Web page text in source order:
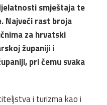
smještaja te
Najveći rast broja
za hrvatski
županiji i
pri čemu svaka
i turizma kao i